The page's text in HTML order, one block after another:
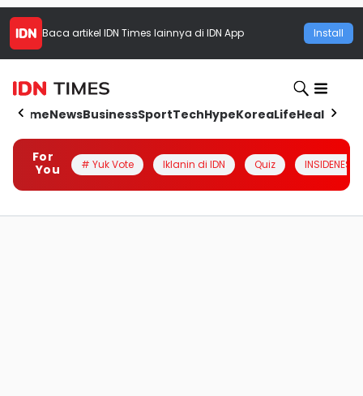
Baca artikel IDN Times lainnya di IDN App Install
HomeNewsBusinessSportTechHypeKoreaLifeHealth
For
You
# Yuk Vote Iklanin di IDN Quiz INSIDENESIA